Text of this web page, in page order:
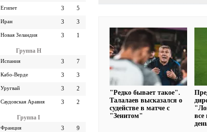
Египет 3 5
Иран 3 3
Новая Зеландия 3 1
Группа H
Испания 3 7
Кабо-Верде 3 3
Уругвай 3 2
Саудовская Аравия 3 2
Группа I
Франция 3 9
"Редко бывает такое".
Талалаев высказался о
судействе в матче с
"Зенитом"
все